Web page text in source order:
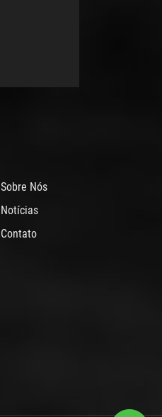
Sobre Nós
Notícias
Contato